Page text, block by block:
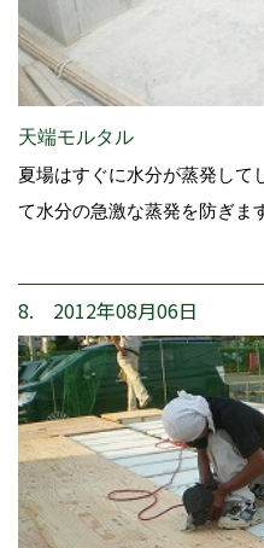
天端モルタル
夏場はすぐに水分が蒸発して
て水分の急激な蒸発を防ぎま
8. 2012年08月06日